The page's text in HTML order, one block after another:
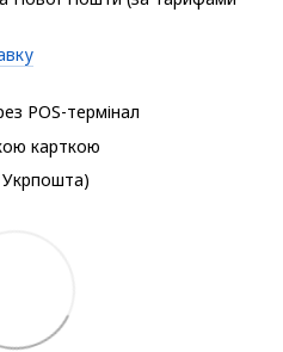
POS-термінал
карткою